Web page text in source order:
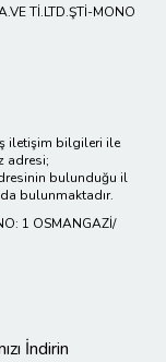
Tİ.LTD.ŞTİ-MONO
iletişim bilgileri ile
adresi;
bulunduğu il
bulunmaktadır.
1 OSMANGAZİ/
İndirin